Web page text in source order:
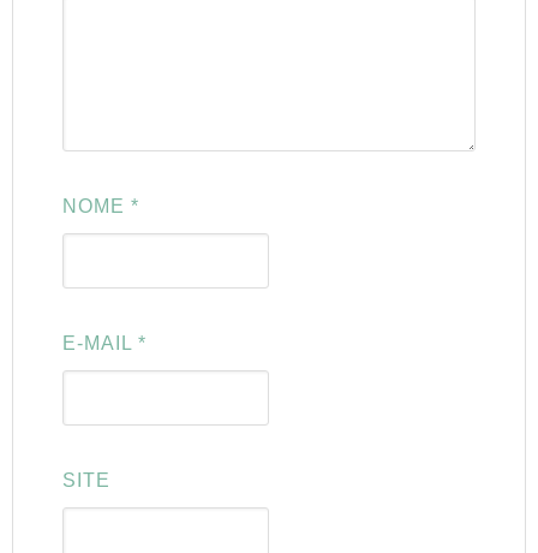
NOME*
E-MAIL*
SITE